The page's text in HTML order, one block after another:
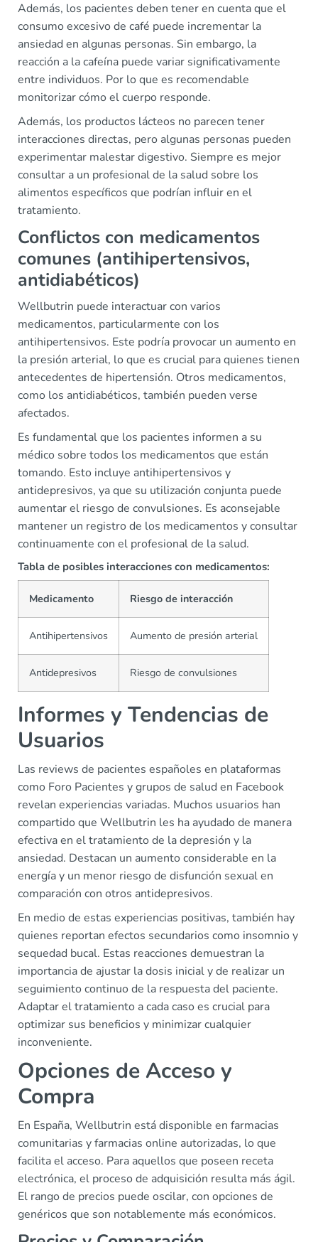
Además, los pacientes deben tener en cuenta que el
consumo excesivo de café puede incrementar la
ansiedad en algunas personas. Sin embargo, la
reacción a la cafeína puede variar significativamente
entre individuos. Por lo que es recomendable
monitorizar cómo el cuerpo responde.
Además, los productos lácteos no parecen tener
interacciones directas, pero algunas personas pueden
experimentar malestar digestivo. Siempre es mejor
consultar a un profesional de la salud sobre los
alimentos específicos que podrían influir en el
tratamiento.
Conflictos con medicamentos
comunes (antihipertensivos,
antidiabéticos)
Wellbutrin puede interactuar con varios
medicamentos, particularmente con los
antihipertensivos. Este podría provocar un aumento en
la presión arterial, lo que es crucial para quienes tienen
antecedentes de hipertensión. Otros medicamentos,
como los antidiabéticos, también pueden verse
afectados.
Es fundamental que los pacientes informen a su
médico sobre todos los medicamentos que están
tomando. Esto incluye antihipertensivos y
antidepresivos, ya que su utilización conjunta puede
aumentar el riesgo de convulsiones. Es aconsejable
mantener un registro de los medicamentos y consultar
continuamente con el profesional de la salud.
Tabla de posibles interacciones con medicamentos:
Medicamento Riesgo de interacción
Antihipertensivos Aumento de presión arterial
Antidepresivos Riesgo de convulsiones
Informes y Tendencias de
Usuarios
Las reviews de pacientes españoles en plataformas
como Foro Pacientes y grupos de salud en Facebook
revelan experiencias variadas. Muchos usuarios han
compartido que Wellbutrin les ha ayudado de manera
efectiva en el tratamiento de la depresión y la
ansiedad. Destacan un aumento considerable en la
energía y un menor riesgo de disfunción sexual en
comparación con otros antidepresivos.
En medio de estas experiencias positivas, también hay
quienes reportan efectos secundarios como insomnio y
sequedad bucal. Estas reacciones demuestran la
importancia de ajustar la dosis inicial y de realizar un
seguimiento continuo de la respuesta del paciente.
Adaptar el tratamiento a cada caso es crucial para
optimizar sus beneficios y minimizar cualquier
inconveniente.
Opciones de Acceso y
Compra
En España, Wellbutrin está disponible en farmacias
comunitarias y farmacias online autorizadas, lo que
facilita el acceso. Para aquellos que poseen receta
electrónica, el proceso de adquisición resulta más ágil.
El rango de precios puede oscilar, con opciones de
genéricos que son notablemente más económicos.